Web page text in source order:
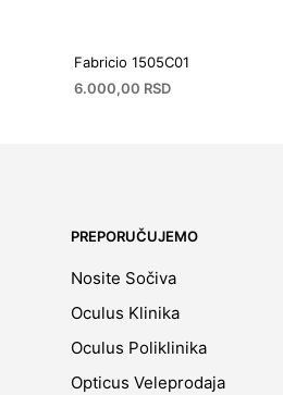
Fabricio 1505C01
6.000,00 RSD
PREPORUČUJEMO
Nosite Sočiva
Oculus Klinika
Oculus Poliklinika
Opticus Veleprodaja